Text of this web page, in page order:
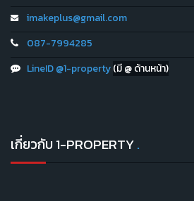
imakeplus@gmail.com
087-7994285
LineID @1-property(มี @ ด้านหน้า)
เกี่ยวกับ 1-PROPERTY.